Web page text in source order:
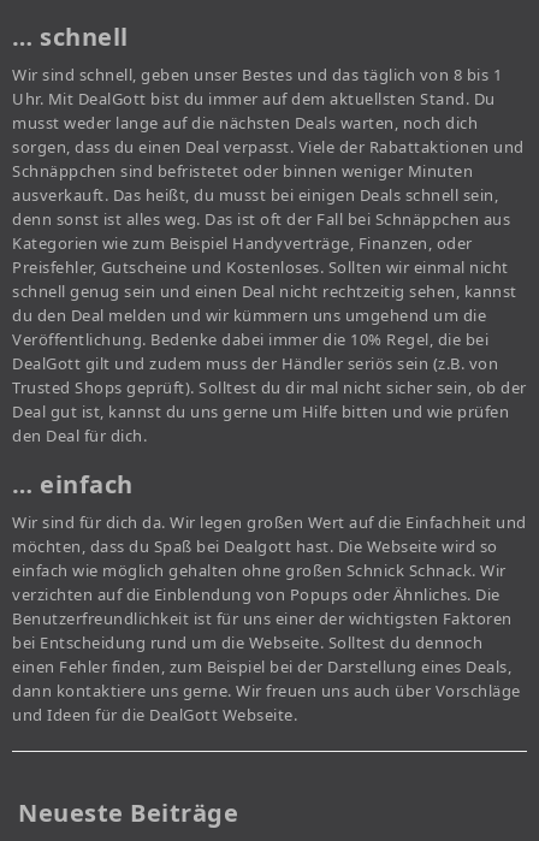
… schnell
Wir sind schnell, geben unser Bestes und das täglich von 8 bis 1
Uhr. Mit DealGott bist du immer auf dem aktuellsten Stand. Du
musst weder lange auf die nächsten Deals warten, noch dich
sorgen, dass du einen Deal verpasst. Viele der Rabattaktionen und
Schnäppchen sind befristetet oder binnen weniger Minuten
ausverkauft. Das heißt, du musst bei einigen Deals schnell sein,
denn sonst ist alles weg. Das ist oft der Fall bei Schnäppchen aus
Kategorien wie zum Beispiel Handyverträge, Finanzen, oder
Preisfehler, Gutscheine und Kostenloses. Sollten wir einmal nicht
schnell genug sein und einen Deal nicht rechtzeitig sehen, kannst
du den Deal melden und wir kümmern uns umgehend um die
Veröffentlichung. Bedenke dabei immer die 10% Regel, die bei
DealGott gilt und zudem muss der Händler seriös sein (z.B. von
Trusted Shops geprüft). Solltest du dir mal nicht sicher sein, ob der
Deal gut ist, kannst du uns gerne um Hilfe bitten und wie prüfen
den Deal für dich.
… einfach
Wir sind für dich da. Wir legen großen Wert auf die Einfachheit und
möchten, dass du Spaß bei Dealgott hast. Die Webseite wird so
einfach wie möglich gehalten ohne großen Schnick Schnack. Wir
verzichten auf die Einblendung von Popups oder Ähnliches. Die
Benutzerfreundlichkeit ist für uns einer der wichtigsten Faktoren
bei Entscheidung rund um die Webseite. Solltest du dennoch
einen Fehler finden, zum Beispiel bei der Darstellung eines Deals,
dann kontaktiere uns gerne. Wir freuen uns auch über Vorschläge
und Ideen für die DealGott Webseite.
Neueste Beiträge